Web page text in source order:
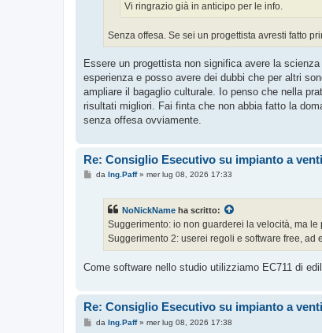
Vi ringrazio già in anticipo per le info.
Senza offesa. Se sei un progettista avresti fatto
Essere un progettista non significa avere la
esperienza e posso avere dei dubbi che per altri
ampliare il bagaglio culturale. Io penso che nella
risultati migliori. Fai finta che non abbia fatto la
senza offesa ovviamente.
Re: Consiglio Esecutivo su impianto a
Mda Ing.Paff» mer lug 08, 2026 17:33
NoNickName ha scritto:
Suggerimento: io non guarderei la velocità, ma
Suggerimento 2: userei regoli e software free, ad
Come software nello studio utilizziamo EC711 di
Re: Consiglio Esecutivo su impianto a
Mda Ing.Paff» mer lug 08, 2026 17:38